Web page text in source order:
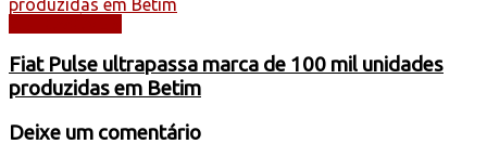
Fiat Pulse ultrapassa marca de 100 mil unidades
produzidas em Betim
Deixe um comentário